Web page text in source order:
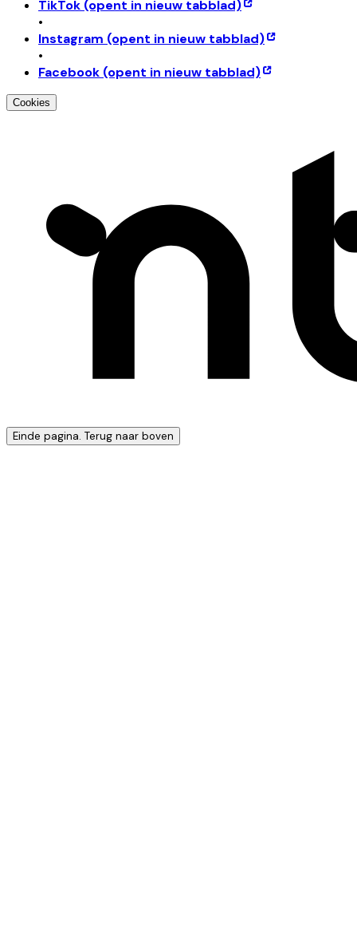
TikTok (opent in nieuw tabblad)
•
Instagram (opent in nieuw tabblad)
•
Facebook (opent in nieuw tabblad)
Cookies
Einde pagina. Terug naar boven